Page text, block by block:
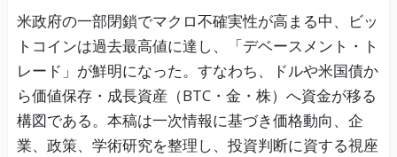
米政府の一部閉鎖でマクロ不確実性が高まる中、ビッ
トコインは過去最高値に達し、「デベースメント・ト
レード」が鮮明になった。すなわち、ドルや米国債か
ら価値保存・成長資産（BTC・金・株）へ資金が移る
構図である。本稿は一次情報に基づき価格動向、企
業、政策、学術研究を整理し、投資判断に資する視座